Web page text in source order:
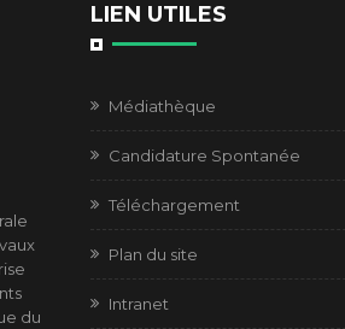
du
LIEN UTILES
Médiathèque
Candidature Spontanée
Téléchargement
Plan du site
Intranet